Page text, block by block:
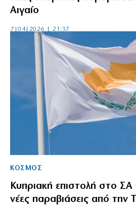
Αιγαίο
7|04|2026 | 21:37
ΚΟΣΜΟΣ
Κυπριακή επιστολή στο ΣΑ
νέες παραβιάσεις από την